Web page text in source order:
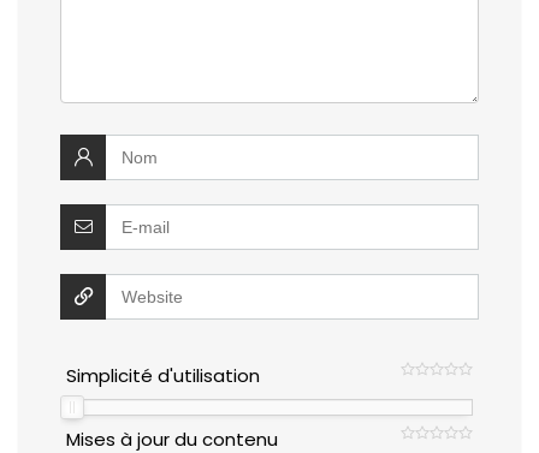
Simplicité d'utilisation
Mises à jour du contenu